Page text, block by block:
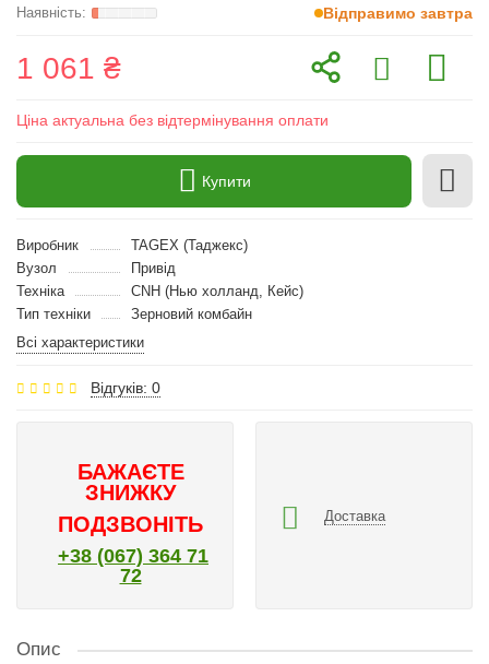
Відправимо завтра
1 061 ₴
Ціна актуальна без відтермінування оплати
Купити
Виробник
TAGEX (Таджекс)
Вузол
Привід
Техніка
CNH (Нью холланд, Кейс)
Тип техніки
Зерновий комбайн
Всі характеристики
Відгуків: 0
БАЖАЄТЕ
ЗНИЖКУ
ПОДЗВОНІТЬ
+38 (067) 364 71
72
Доставка
Опис